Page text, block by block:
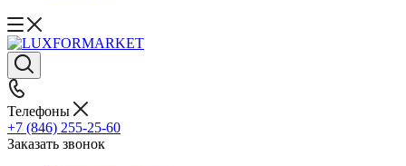
Телефоны
+7 (846) 255-25-60
Заказать звонок